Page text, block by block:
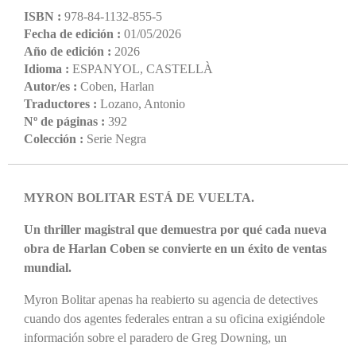
ISBN : 978-84-1132-855-5
Fecha de edición : 01/05/2026
Año de edición : 2026
Idioma : ESPANYOL, CASTELLÀ
Autor/es : Coben, Harlan
Traductores : Lozano, Antonio
Nº de páginas : 392
Colección : Serie Negra
MYRON BOLITAR ESTÁ DE VUELTA.
Un thriller magistral que demuestra por qué cada nueva
obra de Harlan Coben se convierte en un éxito de ventas
mundial.
Myron Bolitar apenas ha reabierto su agencia de detectives
cuando dos agentes federales entran a su oficina exigiéndole
información sobre el paradero de Greg Downing, un